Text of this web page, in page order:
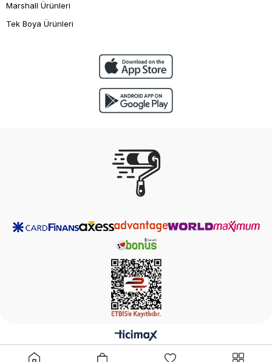
Marshall Ürünleri
Tek Boya Ürünleri